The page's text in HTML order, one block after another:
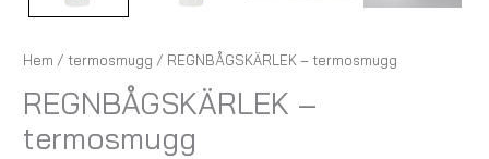
Hem / termosmugg / REGNBÅGSKÄRLEK – termosmugg
REGNBÅGSKÄRLEK –
termosmugg